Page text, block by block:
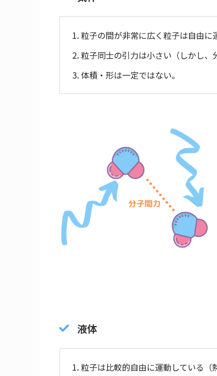
粒子の間が非常に広く粒子は自由
粒子同士の引力は小さい（しかし、
体積・形は一定ではない。
液体
粒子は比較的自由に運動している（